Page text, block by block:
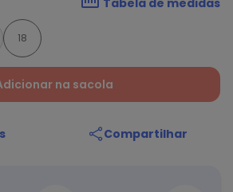
18
na sacola
Compartilhar